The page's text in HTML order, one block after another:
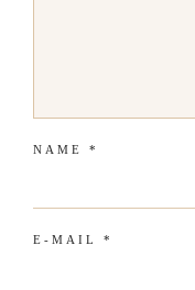
NAME *
E-MAIL *